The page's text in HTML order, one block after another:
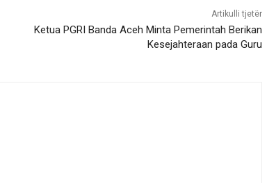
Artikulli tjetër
Ketua PGRI Banda Aceh Minta Pemerintah Berikan
Kesejahteraan pada Guru